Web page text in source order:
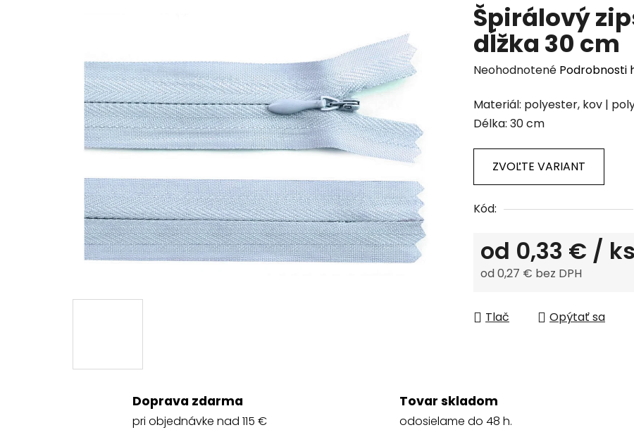
Špirálový
dĺžka 30 cm
Priemerné
produktu
je
0,0
5
hviezdičiek.
Neohodnotené Podrobnosti
Materiál: polyester, kov |
Délka: 30 cm
ZVOĽTE VARIANT
Kód:
od 0,33 € / ks
od0,27 € bez DPH
Tlač
Opýtať sa
Doprava zdarma
pri objednávke nad 115 €
Tovar skladom
odosielame do 48 h.